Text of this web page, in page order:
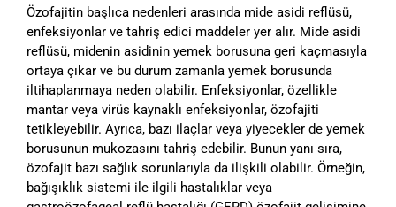
Özofajitin başlıca nedenleri arasında mide asidi reflüsü,
enfeksiyonlar ve tahriş edici maddeler yer alır. Mide asidi
reflüsü, midenin asidinin yemek borusuna geri kaçmasıyla
ortaya çıkar ve bu durum zamanla yemek borusunda
iltihaplanmaya neden olabilir. Enfeksiyonlar, özellikle
mantar veya virüs kaynaklı enfeksiyonlar, özofajiti
tetikleyebilir. Ayrıca, bazı ilaçlar veya yiyecekler de yemek
borusunun mukozasını tahriş edebilir. Bunun yanı sıra,
özofajit bazı sağlık sorunlarıyla da ilişkili olabilir. Örneğin,
bağışıklık sistemi ile ilgili hastalıklar veya